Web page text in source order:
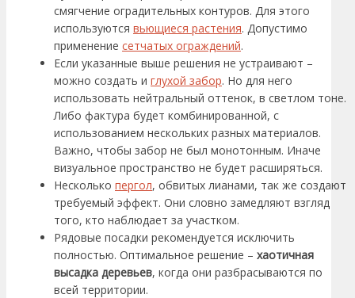
смягчение оградительных контуров. Для этого
используются вьющиеся растения. Допустимо
применение сетчатых ограждений.
Если указанные выше решения не устраивают –
можно создать и глухой забор. Но для него
использовать нейтральный оттенок, в светлом тоне.
Либо фактура будет комбинированной, с
использованием нескольких разных материалов.
Важно, чтобы забор не был монотонным. Иначе
визуальное пространство не будет расширяться.
Несколько пергол, обвитых лианами, так же создают
требуемый эффект. Они словно замедляют взгляд
того, кто наблюдает за участком.
Рядовые посадки рекомендуется исключить
полностью. Оптимальное решение – хаотичная
высадка деревьев, когда они разбрасываются по
всей территории.